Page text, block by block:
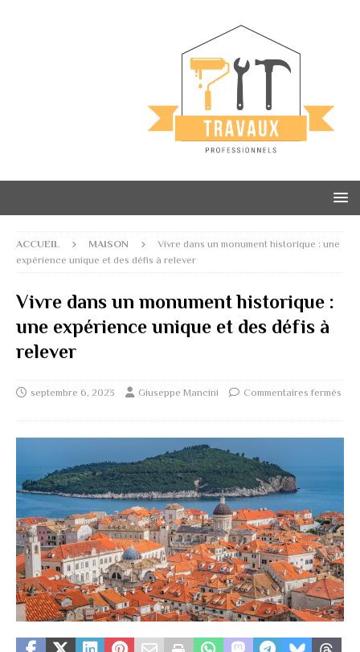
ACCUEIL MAISON
Vivre dans un monument historique : une
expérience unique et des défis à relever
Vivre dans un monument historique :
une expérience unique et des défis à
relever
septembre 6, 2023 Giuseppe Mancini Commentaires fermés